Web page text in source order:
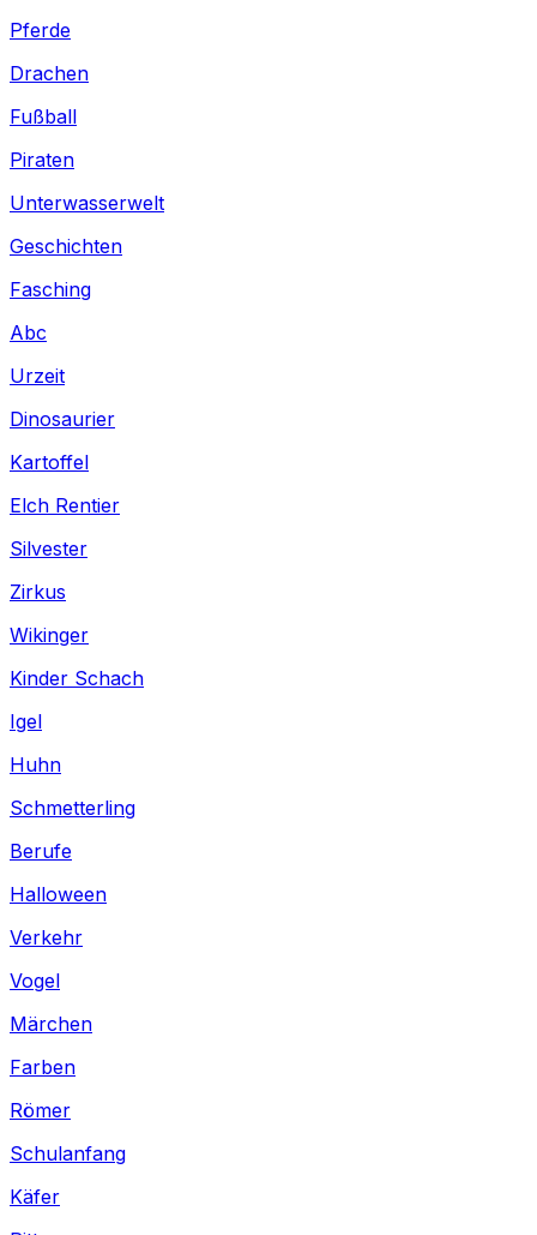
Pferde
Drachen
Fußball
Piraten
Unterwasserwelt
Geschichten
Fasching
Abc
Urzeit
Dinosaurier
Kartoffel
Elch Rentier
Silvester
Zirkus
Wikinger
Kinder Schach
Igel
Huhn
Schmetterling
Berufe
Halloween
Verkehr
Vogel
Märchen
Farben
Römer
Schulanfang
Käfer